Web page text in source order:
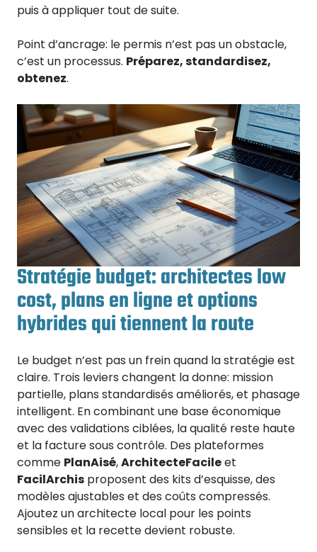
puis à appliquer tout de suite.
Point d’ancrage: le permis n’est pas un obstacle,
c’est un processus. Préparez, standardisez,
obtenez.
Stratégie budget: architectes low
cost, plans en ligne et options
hybrides qui tiennent la route
Le budget n’est pas un frein quand la stratégie est
claire. Trois leviers changent la donne: mission
partielle, plans standardisés améliorés, et phasage
intelligent. En combinant une base économique
avec des validations ciblées, la qualité reste haute
et la facture sous contrôle. Des plateformes
comme PlanAisé,ArchitecteFacileet
FacilArchis proposent des kits d’esquisse, des
modèles ajustables et des coûts compressés.
Ajoutez un architecte local pour les points
sensibles et la recette devient robuste.